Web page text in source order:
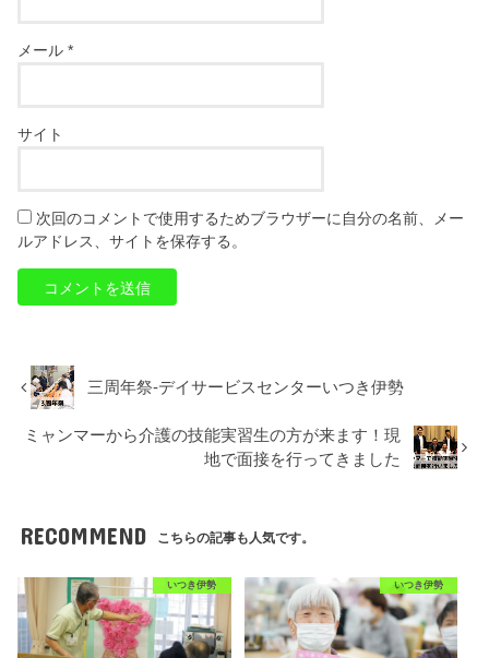
メール*
サイト
次回のコメントで使用するためブラウザーに自分の名前、メー
ルアドレス、サイトを保存する。
三周年祭-デイサービスセンターいつき伊勢
ミャンマーから介護の技能実習生の方が来ます！現
地で面接を行ってきました
RECOMMEND こちらの記事も人気です。
いつき伊勢 いつき伊勢